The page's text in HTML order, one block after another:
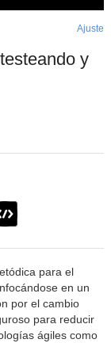
y
Ajuste
para el
en un
por el cambio
para reducir
ágiles como